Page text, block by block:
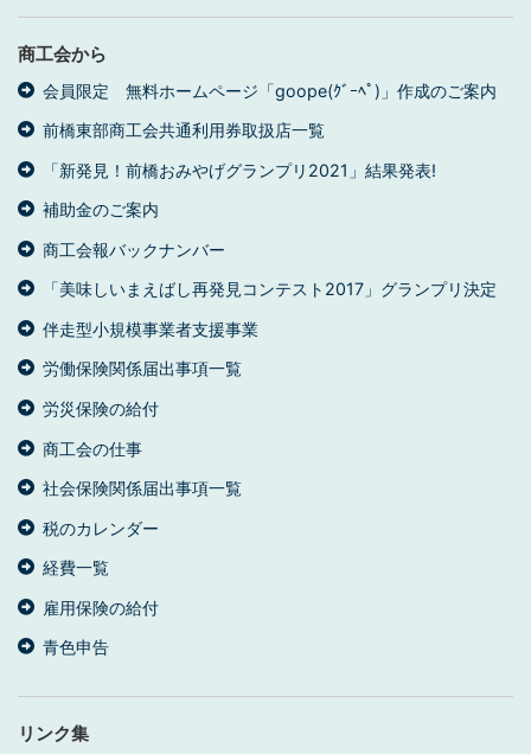
商工会から
会員限定 無料ホームページ「goope(ｸﾞｰﾍﾟ)」作成のご案内
前橋東部商工会共通利用券取扱店一覧
「新発見！前橋おみやげグランプリ2021」結果発表!
補助金のご案内
商工会報バックナンバー
「美味しいまえばし再発見コンテスト2017」グランプリ決定
伴走型小規模事業者支援事業
労働保険関係届出事項一覧
労災保険の給付
商工会の仕事
社会保険関係届出事項一覧
税のカレンダー
経費一覧
雇用保険の給付
青色申告
リンク集